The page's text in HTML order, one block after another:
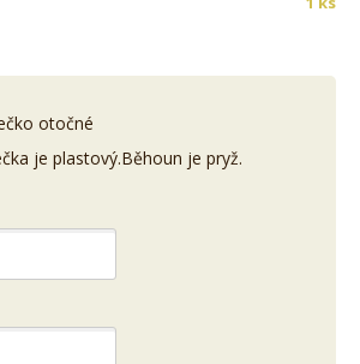
otočné
je plastový.Běhoun je pryž.